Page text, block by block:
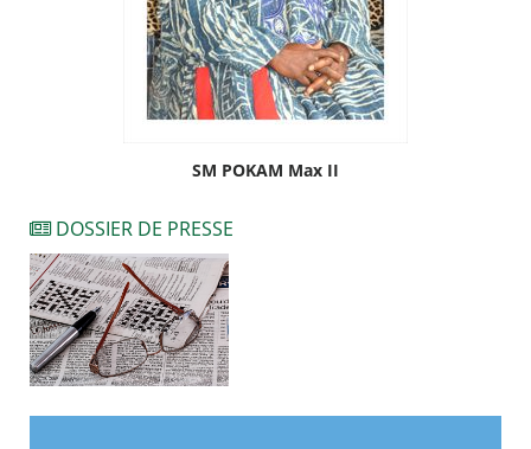
SM POKAM Max II
DOSSIER DE PRESSE